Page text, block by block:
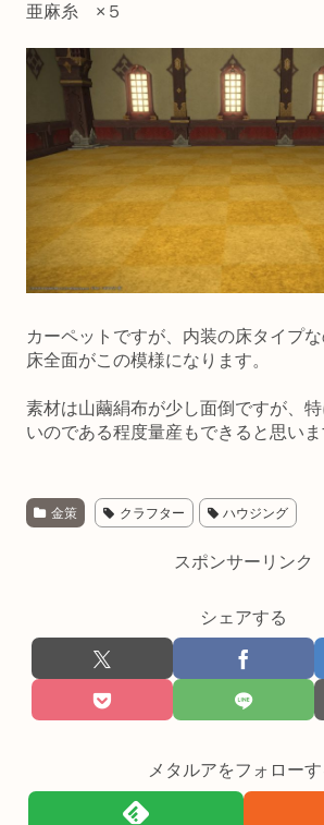
亜麻糸 ×５
カーペットですが、内装の床タイプ
床全面がこの模様になります。
素材は山繭絹布が少し面倒ですが、
いのである程度量産もできると思いま
金策 クラフター ハウジング
スポンサーリンク
シェアする
メタルアをフォローす